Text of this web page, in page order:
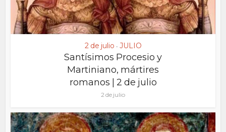
2 de julio • JULIO
Santísimos Procesio y
Martiniano, mártires
romanos | 2 de julio
2 de julio